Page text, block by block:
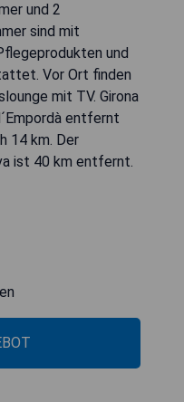
und 2
sind mit
und
Vor Ort finden
mit TV. Girona
entfernt
14 km. Der
ist 40 km entfernt.